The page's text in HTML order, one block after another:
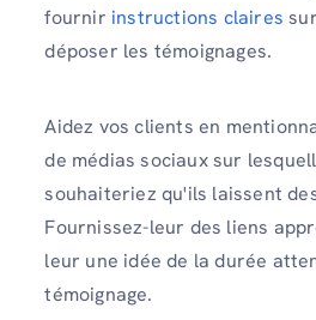
fournir instructions claires
déposer les témoignages.
Aidez vos clients en
de médias sociaux sur
souhaiteriez qu'ils laissent
Fournissez-leur des liens
leur une idée de la durée
témoignage.